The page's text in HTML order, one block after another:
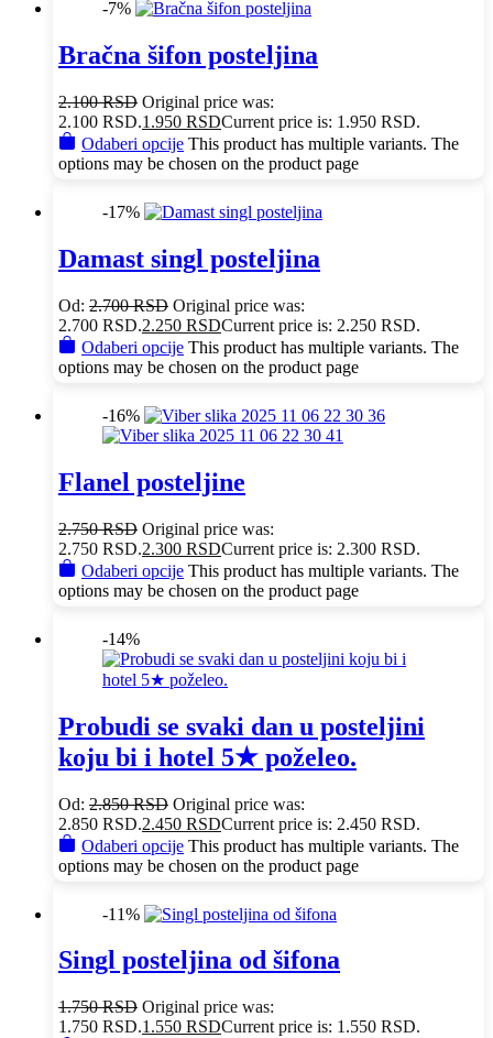
-7%
Bračna šifon posteljina
2.100RSD Original price was:
2.100 RSD.1.950 RSDCurrent price is: 1.950 RSD.
Odaberi opcije This product has multiple variants. The
options may be chosen on the product page
-17%
Damast singl posteljina
Od: 2.700RSD Original price was:
2.700 RSD.2.250 RSDCurrent price is: 2.250 RSD.
Odaberi opcije This product has multiple variants. The
options may be chosen on the product page
-16%
Flanel posteljine
2.750RSD Original price was:
2.750 RSD.2.300 RSDCurrent price is: 2.300 RSD.
Odaberi opcije This product has multiple variants. The
options may be chosen on the product page
-14%
Probudi se svaki dan u posteljini
koju bi i hotel 5★ poželeo.
Od: 2.850RSD Original price was:
2.850 RSD.2.450 RSDCurrent price is: 2.450 RSD.
Odaberi opcije This product has multiple variants. The
options may be chosen on the product page
-11%
Singl posteljina od šifona
1.750RSD Original price was:
1.750 RSD.1.550 RSDCurrent price is: 1.550 RSD.